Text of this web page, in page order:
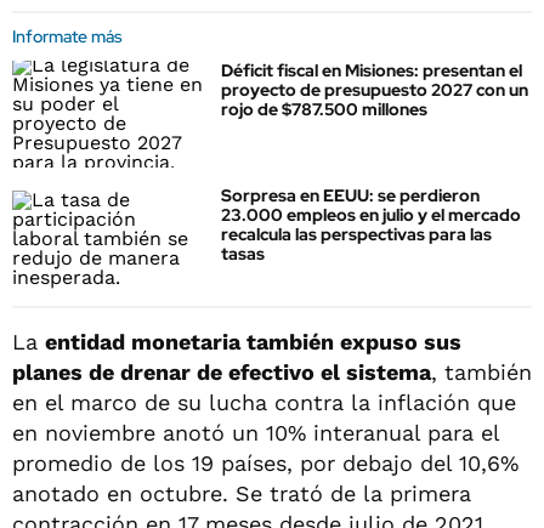
Informate más
Déficit fiscal en Misiones: presentan el
proyecto de presupuesto 2027 con un
rojo de $787.500 millones
Sorpresa en EEUU: se perdieron
23.000 empleos en julio y el mercado
recalcula las perspectivas para las
tasas
La entidad monetaria también expuso sus
planes de drenar de efectivo el sistema, también
en el marco de su lucha contra la inflación que
en noviembre anotó un 10% interanual para el
promedio de los 19 países, por debajo del 10,6%
anotado en octubre. Se trató de la primera